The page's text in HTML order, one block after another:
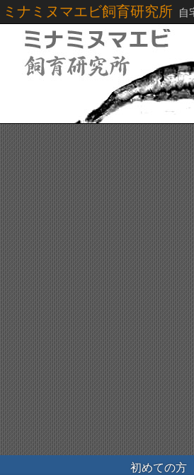
ミナミヌマエビ飼育研究所 自
初めての方